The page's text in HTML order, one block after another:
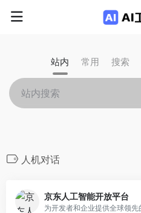
站内 常用 搜索
人机对话
京东人工智能开放平台